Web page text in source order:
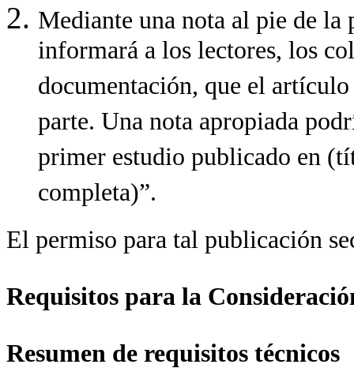
Mediante una nota al pie de la
informará a los lectores, los
documentación, que el
parte. Una nota apropiada
primer estudio publicado en
completa)”.
El permiso para tal publicación
Requisitos para la
Resumen de requisitos técnicos